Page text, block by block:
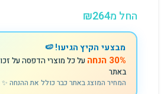
החל מ ₪264
מבצעי הקיץ הגיעו! 🍉
30% הנחה
על כל מוצרי הדפסה על
באתר
המחיר המוצג באתר כבר כולל את ההנחה ✨